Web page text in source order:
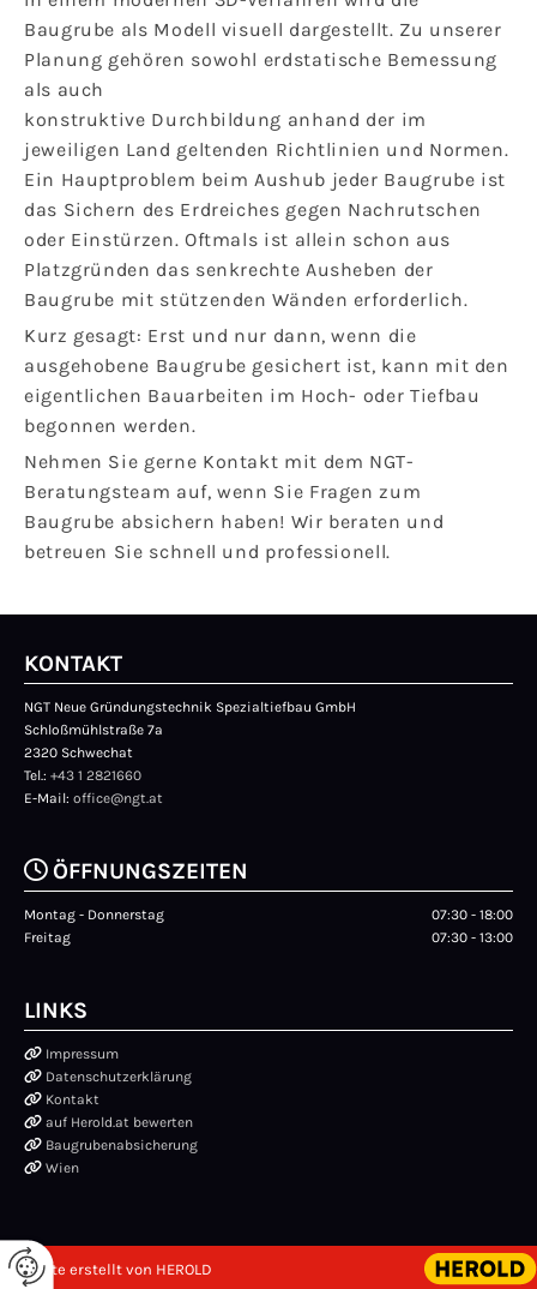
Baugrube als Modell visuell dargestellt. Zu unserer
Planung gehören sowohl erdstatische Bemessung
als auch
konstruktive Durchbildung anhand der im
jeweiligen Land geltenden Richtlinien und Normen.
Ein Hauptproblem beim Aushub jeder Baugrube ist
das Sichern des Erdreiches gegen Nachrutschen
oder Einstürzen. Oftmals ist allein schon aus
Platzgründen das senkrechte Ausheben der
Baugrube mit stützenden Wänden erforderlich.
Kurz gesagt: Erst und nur dann, wenn die
ausgehobene Baugrube gesichert ist, kann mit den
eigentlichen Bauarbeiten im Hoch- oder Tiefbau
begonnen werden.
Nehmen Sie gerne Kontakt mit dem NGT-
Beratungsteam auf, wenn Sie Fragen zum
Baugrube absichern haben! Wir beraten und
betreuen Sie schnell und professionell.
KONTAKT
NGT Neue Gründungstechnik Spezialtiefbau GmbH
Schloßmühlstraße 7a
2320 Schwechat
Tel.: +43 1 2821660
E-Mail: office@ngt.at
ÖFFNUNGSZEITEN
Montag - Donnerstag
07:30 - 18:00
Freitag
07:30 - 13:00
LINKS
 Impressum
 Datenschutzerklärung
 Kontakt
 auf Herold.at bewerten
 Baugrubenabsicherung
 Wien
Website erstellt von HEROLD